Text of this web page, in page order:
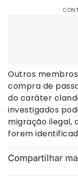
Outros
compra de
do caráter
investigados
migração ilegal,
forem
Compartilhar